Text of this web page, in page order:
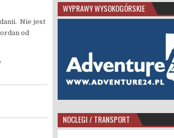
Nie jest
od
WYPRAWY WYSOKOGÓRSKIE
NOCLEGI / TRANSPORT